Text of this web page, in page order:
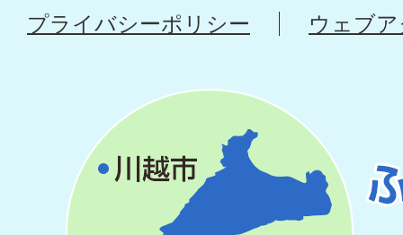
プライバシーポリシー ウェブ